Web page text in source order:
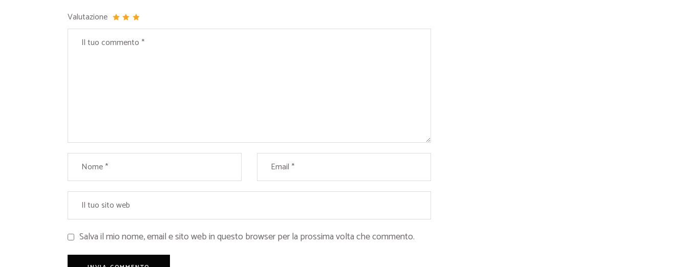
Valutazione
Salva il mio nome, email e sito web in questo browser per la prossima volta che commento.